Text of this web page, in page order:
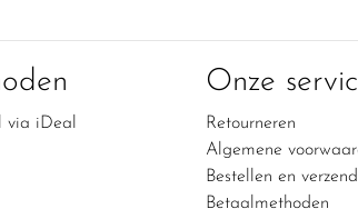
via iDeal
Onze
Retourneren
Algemene
Bestellen en
Betaalmethoden